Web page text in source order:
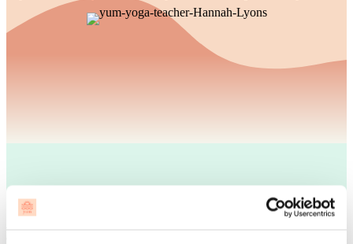
Get started with a full month of unlimited